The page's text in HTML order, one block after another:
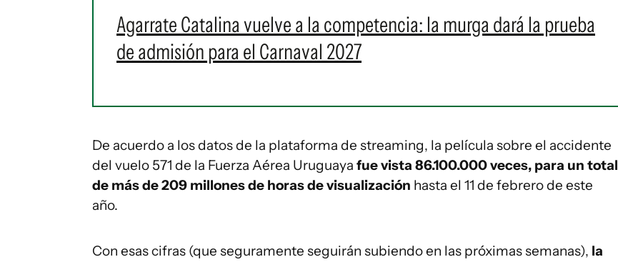
Agarrate Catalina vuelve a la competencia: la murga dará la prueba
de admisión para el Carnaval 2027
De acuerdo a los datos de la plataforma de streaming, la película sobre el accidente
del vuelo 571 de la Fuerza Aérea Uruguaya fue vista 86.100.000 veces, para un total
de más de 209 millones de horas de visualización hasta el 11 de febrero de este
año.
Con esas cifras (que seguramente seguirán subiendo en las próximas semanas), la